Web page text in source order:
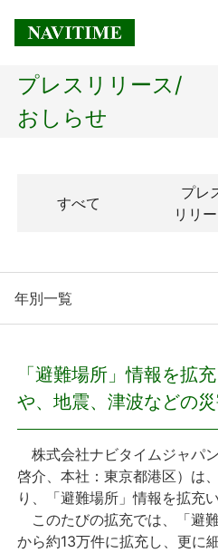
トップページ
経営理念
プレスリリース
プレスリリース
おしらせ
サービス
プレスリリース/
おしらせ
すべて
プレ
リリ
年別一覧
「避難場所」情報を拡
や、地震、津波などの
株式会社ナビタイムジャパ
啓介、本社：東京都港区）は
り、「避難場所」情報を拡充
このたびの拡充では、「避
から約13万件に拡充し、更に